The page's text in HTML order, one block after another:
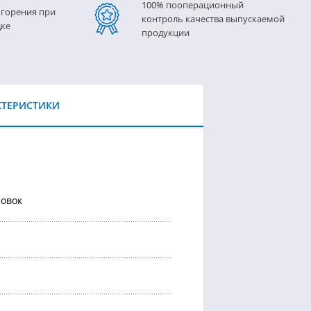
при
100% пооперационный
контроль качества выпускаемой
продукции